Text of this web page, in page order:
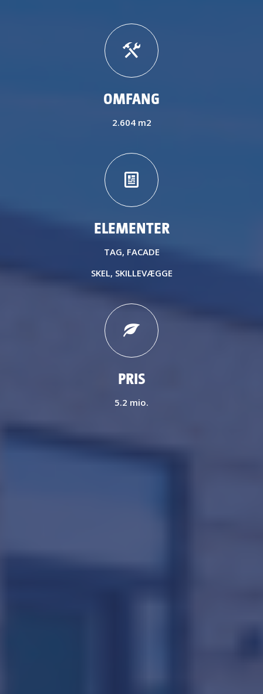
OMFANG
2.604 m2
ELEMENTER
TAG, FACADE
SKEL, SKILLEVÆGGE
PRIS
5.2 mio.